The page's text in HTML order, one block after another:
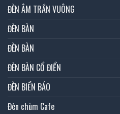
ĐÈN ÂM TRẦN VUÔNG
ĐÈN BÀN
ĐÈN BÀN
ĐÈN BÀN CỔ ĐIỂN
ĐÈN BIỂN BÁO
Đèn chùm Cafe